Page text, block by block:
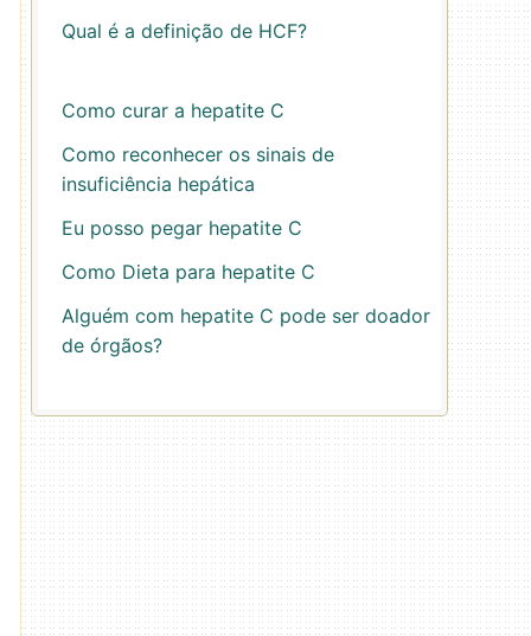
Qual é a definição de HCF?
Como curar a hepatite C
Como reconhecer os sinais de
insuficiência hepática
Eu posso pegar hepatite C
Como Dieta para hepatite C
Alguém com hepatite C pode ser doador
de órgãos?